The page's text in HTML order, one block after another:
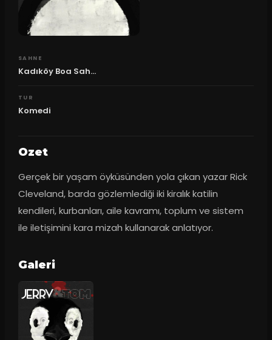
SAHNE
Kadıköy Boa Sah...
TUR
Komedi
Ozet
Gerçek bir yaşam öyküsünden yola çıkan yazar Rick
Cleveland, barda gözlemlediği iki kiralık katilin
kendileri, kurbanları, aile kavramı, toplum ve sistem
ile iletişimini kara mizah kullanarak anlatıyor.
Galeri